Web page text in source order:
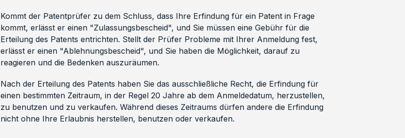
Kommt der Patentprüfer zu dem Schluss, dass Ihre Erfindung für ein Patent in Frage
kommt, erlässt er einen "Zulassungsbescheid", und Sie müssen eine Gebühr für die
Erteilung des Patents entrichten. Stellt der Prüfer Probleme mit Ihrer Anmeldung fest,
erlässt er einen "Ablehnungsbescheid", und Sie haben die Möglichkeit, darauf zu
reagieren und die Bedenken auszuräumen.
Nach der Erteilung des Patents haben Sie das ausschließliche Recht, die Erfindung für
einen bestimmten Zeitraum, in der Regel 20 Jahre ab dem Anmeldedatum, herzustellen,
zu benutzen und zu verkaufen. Während dieses Zeitraums dürfen andere die Erfindung
nicht ohne Ihre Erlaubnis herstellen, benutzen oder verkaufen.